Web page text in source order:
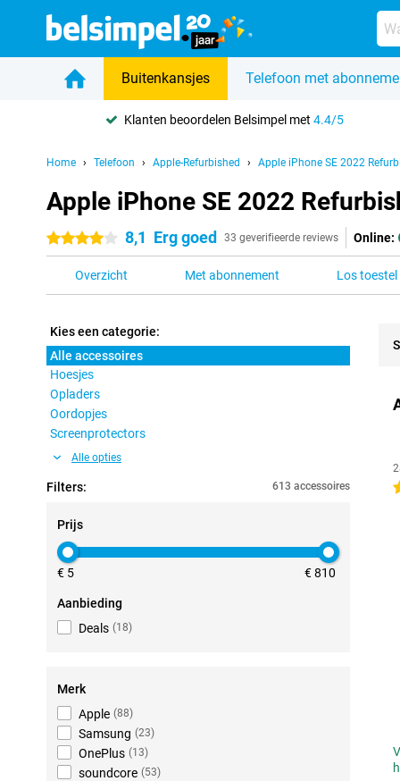
Buitenkansjes Telefoon met
Klanten beoordelen Belsimpel met4.4/5
Home Telefoon Apple-Refurbished Apple iPhone SE 2022
Apple iPhone SE 2022
4 sterren 8,1 Erg goed 33 geverifieerde reviews Online:
Overzicht Met abonnement Los toestel
Kies een categorie:
Alle accessoires
Hoesjes
Opladers
Oordopjes
Screenprotectors
Alle opties
Filters: 613 accessoires
Prijs
€ 5 € 810
Aanbieding
Deals (18)
Merk
Apple (88)
Samsung (23)
OnePlus (13)
soundcore (53)